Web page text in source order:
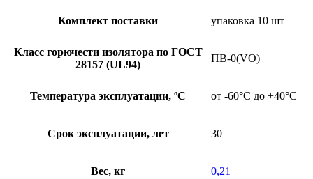
Комплект поставки упаковка 10 шт
Класс горючести изолятора по ГОСТ
28157 (UL94)
ПВ-0(VO)
Температура эксплуатации, ºС от -60°С до +40°С
Срок эксплуатации, лет 30
Вес, кг 0,21